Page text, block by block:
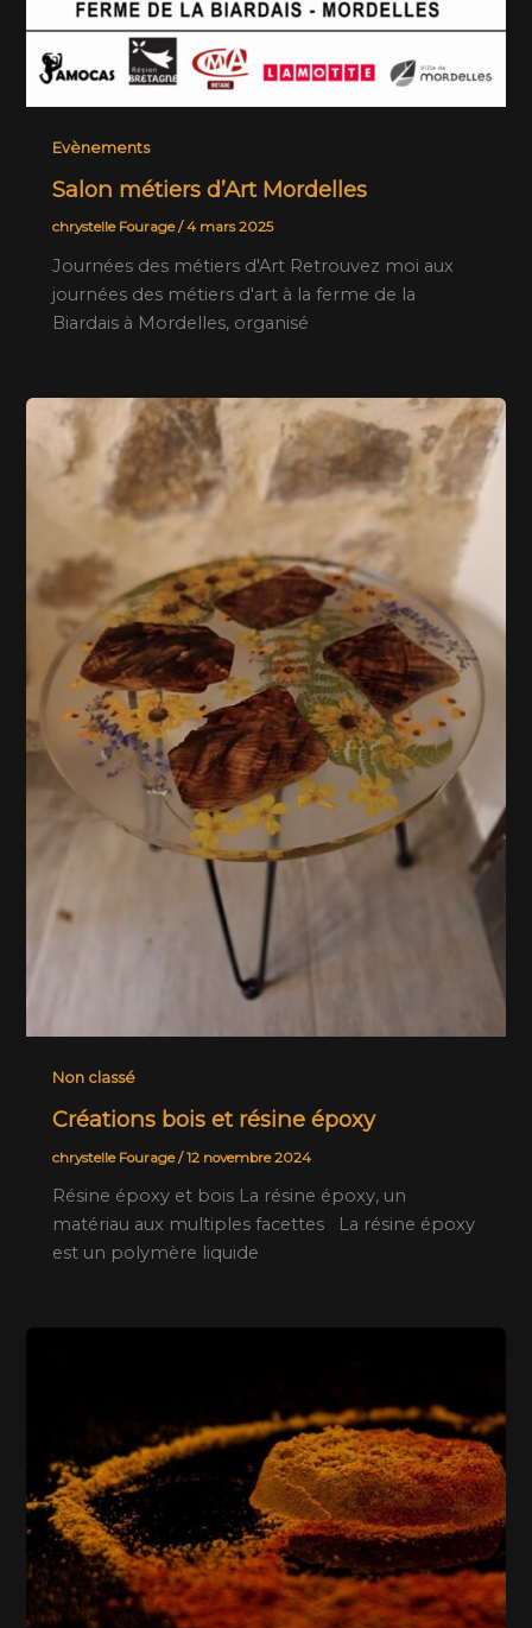
Evènements
Salon métiers d’Art Mordelles
chrystelle Fourage/4 mars 2025
Journées des métiers d'Art Retrouvez moi aux
journées des métiers d'art à la ferme de la
Biardais à Mordelles, organisé
Non classé
Créations bois et résine époxy
chrystelle Fourage/12 novembre 2024
Résine époxy et bois La résine époxy, un
matériau aux multiples facettes La résine époxy
est un polymère liquide